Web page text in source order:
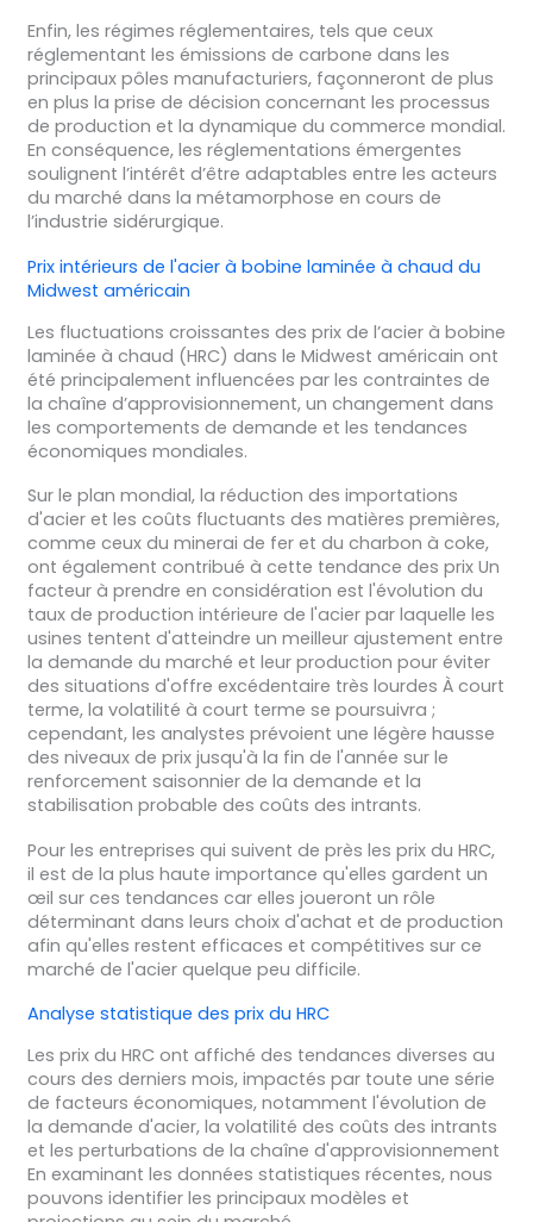
Enfin, les régimes réglementaires, tels que ceux
réglementant les émissions de carbone dans les
principaux pôles manufacturiers, façonneront de plus
en plus la prise de décision concernant les processus
de production et la dynamique du commerce mondial.
En conséquence, les réglementations émergentes
soulignent l’intérêt d’être adaptables entre les acteurs
du marché dans la métamorphose en cours de
l’industrie sidérurgique.
Prix intérieurs de l'acier à bobine laminée à chaud du
Midwest américain
Les fluctuations croissantes des prix de l’acier à bobine
laminée à chaud (HRC) dans le Midwest américain ont
été principalement influencées par les contraintes de
la chaîne d’approvisionnement, un changement dans
les comportements de demande et les tendances
économiques mondiales.
Sur le plan mondial, la réduction des importations
d'acier et les coûts fluctuants des matières premières,
comme ceux du minerai de fer et du charbon à coke,
ont également contribué à cette tendance des prix Un
facteur à prendre en considération est l'évolution du
taux de production intérieure de l'acier par laquelle les
usines tentent d'atteindre un meilleur ajustement entre
la demande du marché et leur production pour éviter
des situations d'offre excédentaire très lourdes À court
terme, la volatilité à court terme se poursuivra ;
cependant, les analystes prévoient une légère hausse
des niveaux de prix jusqu'à la fin de l'année sur le
renforcement saisonnier de la demande et la
stabilisation probable des coûts des intrants.
Pour les entreprises qui suivent de près les prix du HRC,
il est de la plus haute importance qu'elles gardent un
œil sur ces tendances car elles joueront un rôle
déterminant dans leurs choix d'achat et de production
afin qu'elles restent efficaces et compétitives sur ce
marché de l'acier quelque peu difficile.
Analyse statistique des prix du HRC
Les prix du HRC ont affiché des tendances diverses au
cours des derniers mois, impactés par toute une série
de facteurs économiques, notamment l'évolution de
la demande d'acier, la volatilité des coûts des intrants
et les perturbations de la chaîne d'approvisionnement
En examinant les données statistiques récentes, nous
pouvons identifier les principaux modèles et